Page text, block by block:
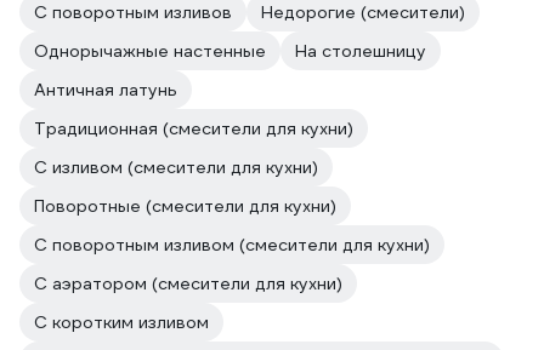
С поворотным изливов
Недорогие (смесители)
Однорычажные настенные
На столешницу
Античная латунь
Традиционная (смесители для кухни)
С изливом (смесители для кухни)
Поворотные (смесители для кухни)
С поворотным изливом (смесители для кухни)
С аэратором (смесители для кухни)
С коротким изливом